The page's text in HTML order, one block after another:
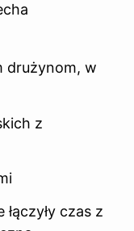
drużynom, w
z
czas z